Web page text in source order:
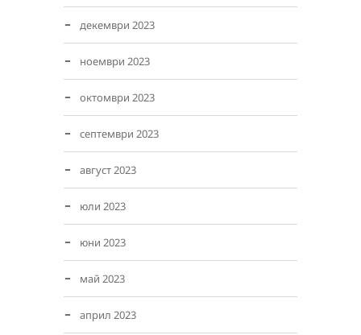
декември 2023
ноември 2023
октомври 2023
септември 2023
август 2023
юли 2023
юни 2023
май 2023
април 2023